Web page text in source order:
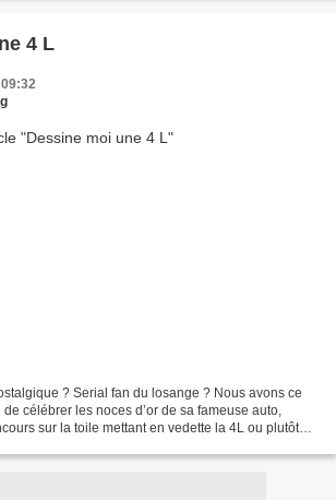
4 L
? Serial fan du losange ? Nous avons ce
célébrer les noces d’or de sa fameuse auto,
sur la toile mettant en vedette la 4L ou plutôt